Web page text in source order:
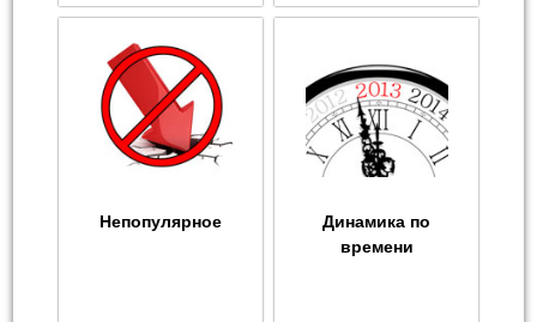
Непопулярное
Динамика по
времени